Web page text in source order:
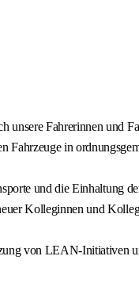
unsere Fahrerinnen und
in
und die Einhaltung
Kolleginnen und
von LEAN-Initiativen